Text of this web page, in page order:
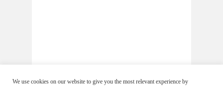
We use cookies on our website to give you the most relevant experience by